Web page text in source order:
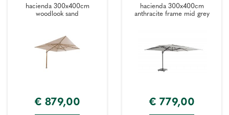
hacienda 300x400cm
woodlook sand
€ 879,00
hacienda 300x400cm
anthracite frame mid grey
€ 779,00